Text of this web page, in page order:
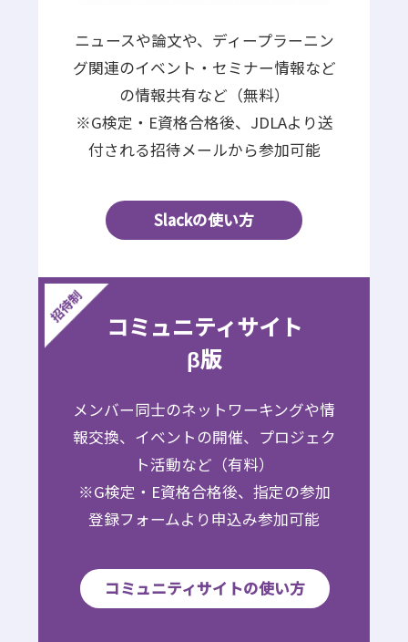
ニュースや論文や、ディープラーニン
グ関連のイベント・セミナー情報など
の情報共有など（無料）
※G検定・E資格合格後、JDLAより送
付される招待メールから参加可能
Slackの使い方
コミュニティサイト
β版
メンバー同士のネットワーキングや情
報交換、イベントの開催、プロジェク
ト活動など（有料）
※G検定・E資格合格後、指定の参加
登録フォームより申込み参加可能
コミュニティサイトの使い方